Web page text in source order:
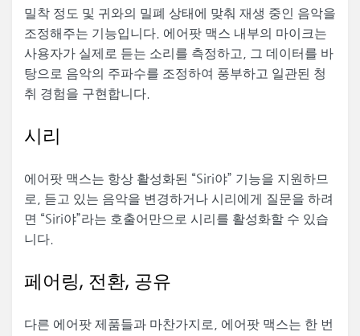
밀착 정도 및 귀와의 밀폐 상태에 맞춰 재생 중인 음악을
조정해주는 기능입니다. 에어팟 맥스 내부의 마이크는
사용자가 실제로 듣는 소리를 측정하고, 그 데이터를 바
탕으로 음악의 주파수를 조정하여 풍부하고 일관된 청
취 경험을 구현합니다.
시리
에어팟 맥스는 항상 활성화된 “Siri야” 기능을 지원하므
로, 듣고 있는 음악을 변경하거나 시리에게 질문을 하려
면 “Siri야”라는 호출어만으로 시리를 활성화할 수 있습
니다.
페어링, 전환, 공유
다른 에어팟 제품들과 마찬가지로, 에어팟 맥스는 한 번